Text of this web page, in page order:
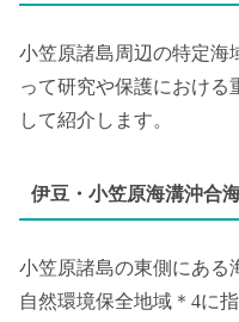
小笠原諸島周辺の特定海
って研究や保護における
して紹介します。
伊豆・小笠原海溝沖合
小笠原諸島の東側にある
自然環境保全地域＊4に